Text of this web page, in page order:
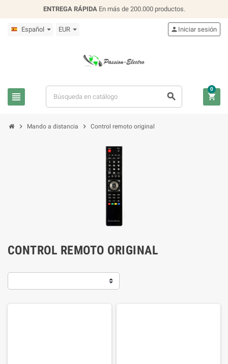
ENTREGA RÁPIDAEn más de 200.000 productos.
Español EUR
 
 Iniciar sesión

0
 Mando a distancia  Control remoto original
CONTROL REMOTO ORIGINAL